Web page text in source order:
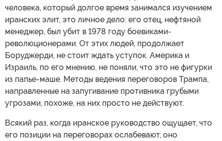
человека, который долгое время занимался изучением
иранских элит, это личное дело: его отец, нефтяной
менеджер, был убит в 1978 году боевиками-
революционерами. От этих людей, продолжает
Боруджерди, не стоит ждать уступок. Америка и
Израиль, по его мнению, не поняли, что это не фигурки
из папье-маше. Методы ведения переговоров Трампа,
направленные на запугивание противника грубыми
угрозами, похоже, на них просто не действуют.
Всякий раз, когда иранское руководство ощущает, что
его позиции на переговорах ослабевают, оно